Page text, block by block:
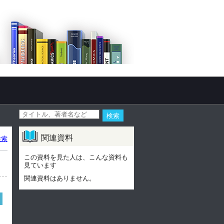
関連資料
この資料を見た人は、こんな資料も
見ています
関連資料はありません。